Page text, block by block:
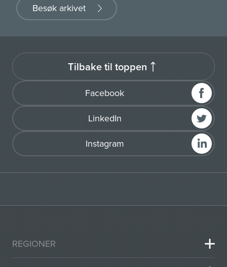
Besøk arkivet
Facebook
LinkedIn
Instagram
Tilbake til toppen
REGIONER